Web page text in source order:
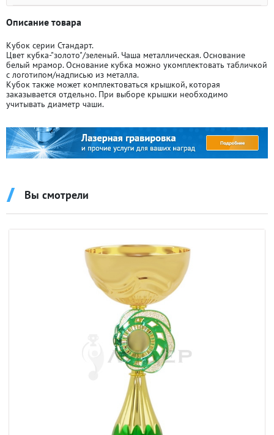
Описание товара
Кубок серии Стандарт.
Цвет кубка-"золото"/зеленый. Чаша металлическая. Основание
белый мрамор. Основание кубка можно укомплектовать табличкой
с логотипом/надписью из металла.
Кубок также может комплектоваться крышкой, которая
заказывается отдельно. При выборе крышки необходимо
учитывать диаметр чаши.
Вы смотрели